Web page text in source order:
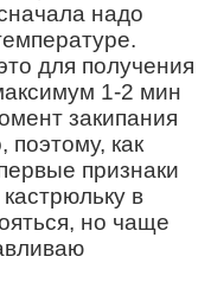
надо
для получения
1-2 мин
закипания
поэтому, как
признаки
в
но чаще